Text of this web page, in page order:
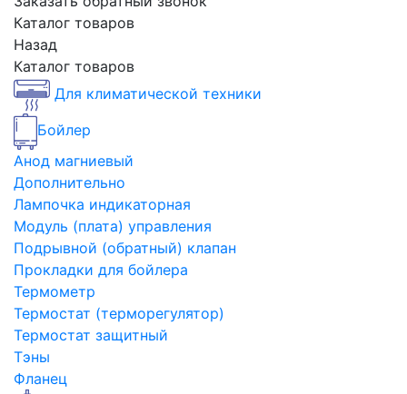
Каталог товаров
Назад
Каталог товаров
Для климатической техники
Бойлер
Анод магниевый
Дополнительно
Лампочка индикаторная
Модуль (плата) управления
Подрывной (обратный) клапан
Прокладки для бойлера
Термометр
Термостат (терморегулятор)
Термостат защитный
Тэны
Фланец